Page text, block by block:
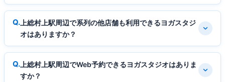
上総村上駅周辺で系列の他店舗も利用できるヨガスタジ
オはありますか？
上総村上駅周辺でWeb予約できるヨガスタジオはありま
すか？